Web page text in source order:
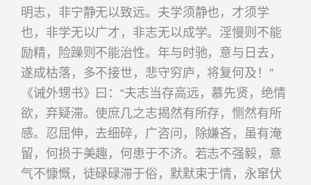
明志，非宁静无以致远。夫学须静也，才须学
也，非学无以广才，非志无以成学。淫慢则不能
励精，险躁则不能治性。年与时驰，意与日去，
遂成枯落，多不接世，悲守穷庐，将复何及！”
《诫外甥书》曰：“夫志当存高远，慕先贤，绝情
欲，弃疑滞。使庶几之志揭然有所存，恻然有所
感。忍屈伸，去细碎，广咨问，除嫌吝，虽有淹
留，何损于美趣，何患于不济。若志不强毅，意
气不慷慨，徒碌碌滞于俗，默默束于情，永窜伏